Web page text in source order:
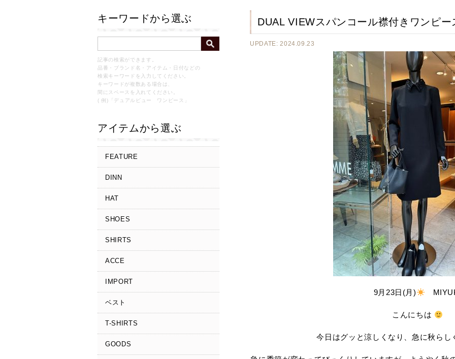
キーワードから選ぶ
記事の検索ができます。
品番・ブランド名・アイテム・日付などの
検索キーワードを入力してください。
キーワードが複数ある場合は、
間にスペースを入れてください。
( 例)「デュアルビュー ワンピース」
アイテムから選ぶ
FEATURE
DINN
HAT
SHOES
SHIRTS
ACCE
IMPORT
ベスト
T-SHIRTS
GOODS
DUAL VIEWスパンコール襟付きワンピー
UPDATE: 2024.09.23
9月23日(月)
こんにちは
今日はグッと涼しくなり、急に秋ら